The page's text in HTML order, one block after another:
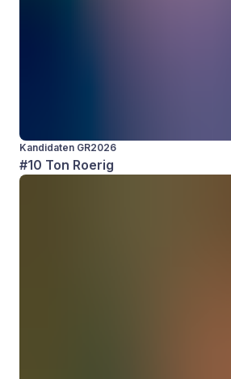
Kandidaten GR2026
#10 Ton Roerig